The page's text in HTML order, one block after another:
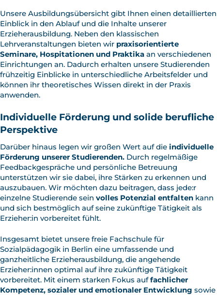
Unsere Ausbildungsübersicht gibt Ihnen einen detaillierten
Einblick in den Ablauf und die Inhalte unserer
Erzieherausbildung. Neben den klassischen
Lehrveranstaltungen bieten wir praxisorientierte
Seminare, Hospitationen und Praktika an verschiedenen
Einrichtungen an. Dadurch erhalten unsere Studierenden
frühzeitig Einblicke in unterschiedliche Arbeitsfelder und
können ihr theoretisches Wissen direkt in der Praxis
anwenden.
Individuelle Förderung und solide berufliche
Perspektive
Darüber hinaus legen wir großen Wert auf die individuelle
Förderung unserer Studierenden. Durch regelmäßige
Feedbackgespräche und persönliche Betreuung
unterstützen wir sie dabei, ihre Stärken zu erkennen und
auszubauen. Wir möchten dazu beitragen, dass jede:r
einzelne Studierende sein volles Potenzial entfalten kann
und sich bestmöglich auf seine zukünftige Tätigkeit als
Erzieher:in vorbereitet fühlt.
Insgesamt bietet unsere freie Fachschule für
Sozialpädagogik in Berlin eine umfassende und
ganzheitliche Erzieherausbildung, die angehende
Erzieher:innen optimal auf ihre zukünftige Tätigkeit
vorbereitet. Mit einem starken Fokus auffachlicher
Kompetenz, sozialer und emotionaler Entwicklung sowie